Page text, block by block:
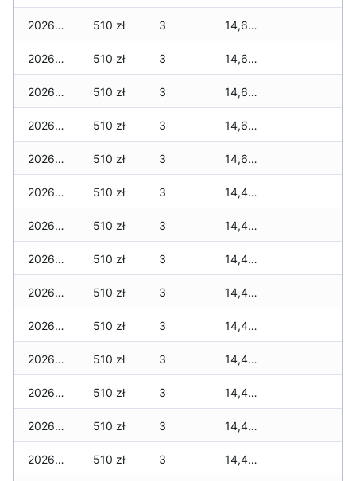
2026-03-26 510 zł 3 14,639 zł
2026-03-25 510 zł 3 14,639 zł
2026-03-24 510 zł 3 14,639 zł
2026-03-23 510 zł 3 14,639 zł
2026-03-22 510 zł 3 14,639 zł
2026-03-21 510 zł 3 14,439 zł
2026-03-20 510 zł 3 14,439 zł
2026-03-19 510 zł 3 14,439 zł
2026-03-18 510 zł 3 14,439 zł
2026-03-17 510 zł 3 14,439 zł
2026-03-16 510 zł 3 14,439 zł
2026-03-15 510 zł 3 14,439 zł
2026-03-14 510 zł 3 14,439 zł
2026-03-13 510 zł 3 14,439 zł